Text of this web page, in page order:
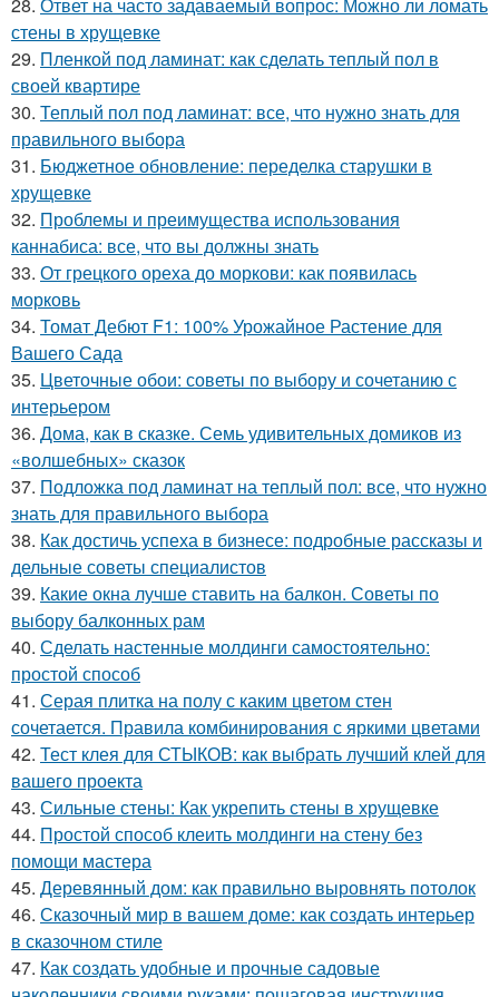
стены в хрущевке
29. Пленкой под ламинат: как сделать теплый пол в
своей квартире
30. Теплый пол под ламинат: все, что нужно знать для
правильного выбора
31. Бюджетное обновление: переделка старушки в
хрущевке
32. Проблемы и преимущества использования
каннабиса: все, что вы должны знать
33. От грецкого ореха до моркови: как появилась
морковь
34. Томат Дебют F1: 100% Урожайное Растение для
Вашего Сада
35. Цветочные обои: советы по выбору и сочетанию с
интерьером
36. Дома, как в сказке. Семь удивительных домиков из
«волшебных» сказок
37. Подложка под ламинат на теплый пол: все, что нужно
знать для правильного выбора
38. Как достичь успеха в бизнесе: подробные рассказы и
дельные советы специалистов
39. Какие окна лучше ставить на балкон. Советы по
выбору балконных рам
40. Сделать настенные молдинги самостоятельно:
простой способ
41. Серая плитка на полу с каким цветом стен
сочетается. Правила комбинирования с яркими цветами
42. Тест клея для СТЫКОВ: как выбрать лучший клей для
вашего проекта
43. Сильные стены: Как укрепить стены в хрущевке
44. Простой способ клеить молдинги на стену без
помощи мастера
45. Деревянный дом: как правильно выровнять потолок
46. Сказочный мир в вашем доме: как создать интерьер
в сказочном стиле
47. Как создать удобные и прочные садовые